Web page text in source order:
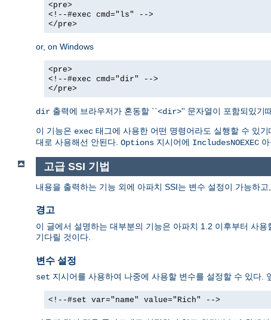
<pre>
<!--#exec cmd="ls" -->
</pre>
or, on Windows
<pre>
<!--#exec cmd="dir" -->
</pre>
dir 출력에 브라우저가 혼동할 ``<dir>'' 문자열이 포함되있기
이 기능은 exec 태그에 사용한 어떤 명령어라도 실행할 수 있
대로 사용해선 안된다. Options 지시어에 IncludesNOEXEC
고급 SSI 기법
내용을 출력하는 기능 외에 아파치 SSI는 변수 설정이 가능하
경고
이 글에서 설명하는 대부분의 기능은 아파치 1.2 이후부터 사
기다릴 것이다.
변수 설정
set 지시어를 사용하여 나중에 사용할 변수를 설정할 수 있다.
<!--#set var="name" value="Rich" -->